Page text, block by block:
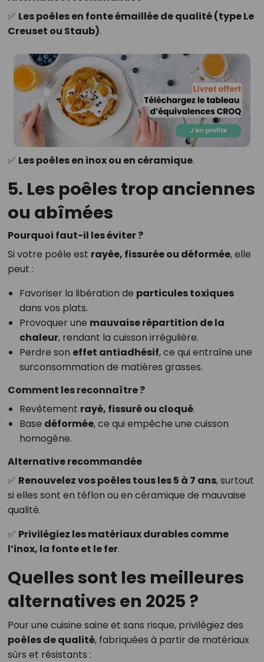
✅ Les poêles en fonte émaillée de qualité (type Le
Creuset ou Staub).
✅ Les poêles en inox ou en céramique.
5. Les poêles trop anciennes
ou abîmées
Pourquoi faut-il les éviter ?
Si votre poêle est rayée, fissurée ou déformée, elle
peut :
Favoriser la libération de particules toxiques
dans vos plats.
Provoquer une mauvaise répartition de la
chaleur, rendant la cuisson irrégulière.
Perdre son effet antiadhésif, ce qui entraîne une
surconsommation de matières grasses.
Comment les reconnaître ?
Revêtement rayé, fissuré ou cloqué.
Base déformée, ce qui empêche une cuisson
homogène.
Alternative recommandée
✅ Renouvelez vos poêles tous les 5 à 7 ans, surtout
si elles sont en téflon ou en céramique de mauvaise
qualité.
✅ Privilégiez les matériaux durables comme
l’inox, la fonte et le fer.
Quelles sont les meilleures
alternatives en 2025 ?
Pour une cuisine saine et sans risque, privilégiez des
poêles de qualité, fabriquées à partir de matériaux
sûrs et résistants :